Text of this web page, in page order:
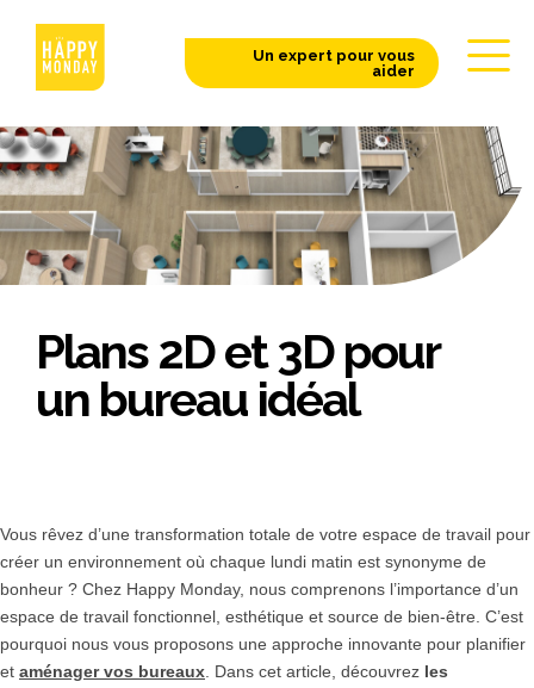
Un expert pour vous
aider
Plans 2D et 3D pour
un bureau idéal
Vous rêvez d’une transformation totale de votre espace de travail pour
créer un environnement où chaque lundi matin est synonyme de
bonheur ? Chez Happy Monday, nous comprenons l’importance d’un
espace de travail fonctionnel, esthétique et source de bien-être. C’est
pourquoi nous vous proposons une approche innovante pour planifier
et aménager vos bureaux . Dans cet article, découvrez les